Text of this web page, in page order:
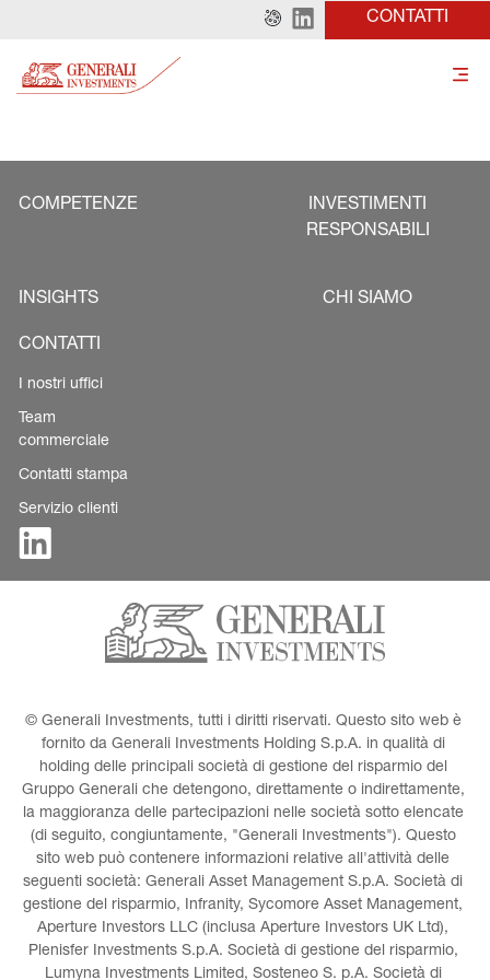
CONTATTI
COMPETENZE
INVESTIMENTI
RESPONSABILI
INSIGHTS CHI SIAMO
CONTATTI
I nostri uffici
Team
commerciale
Contatti stampa
Servizio clienti
© Generali Investments, tutti i diritti riservati. Questo sito web è
fornito da Generali Investments Holding S.p.A. in qualità di
holding delle principali società di gestione del risparmio del
Gruppo Generali che detengono, direttamente o indirettamente,
la maggioranza delle partecipazioni nelle società sotto elencate
(di seguito, congiuntamente, "Generali Investments"). Questo
sito web può contenere informazioni relative all'attività delle
seguenti società: Generali Asset Management S.p.A. Società di
gestione del risparmio, Infranity, Sycomore Asset Management,
Aperture Investors LLC (inclusa Aperture Investors UK Ltd),
Plenisfer Investments S.p.A. Società di gestione del risparmio,
Lumyna Investments Limited, Sosteneo S. p.A. Società di